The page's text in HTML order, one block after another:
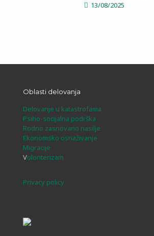
13/08/2025
Oblasti delovanja
Delovanje u katastrofama
Psiho-socijalna podrška
Rodno zasnovano nasilje
Ekonomsko osnaživanje
Migracije
Volonterizam
Privacy policy